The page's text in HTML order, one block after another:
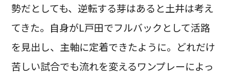
勢だとしても、逆転する芽はあると土井は考え
てきた。自身がL戸田でフルバックとして活路
を見出し、主軸に定着できたように。どれだけ
苦しい試合でも流れを変えるワンプレーによっ